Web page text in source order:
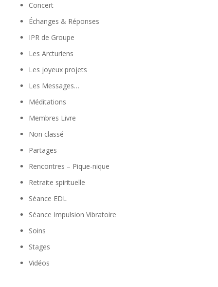
Concert
Échanges & Réponses
IPR de Groupe
Les Arcturiens
Les joyeux projets
Les Messages…
Méditations
Membres Livre
Non classé
Partages
Rencontres – Pique-nique
Retraite spirituelle
Séance EDL
Séance Impulsion Vibratoire
Soins
Stages
Vidéos